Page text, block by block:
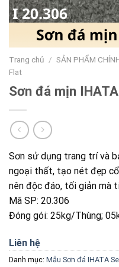
Trang chủ / SẢN PHẨM
Flat
Sơn đá mịn
Sơn sử dụng trang trí và
ngoại thất, tạo nét đẹp
nên độc đáo, tối giản mà
Mã SP: 20.306
Đóng gói: 25kg/Thùng;
Liên hệ
Danh mục: Mẫu Sơn đá IHATA